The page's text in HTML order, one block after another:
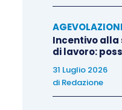
AGEVOLAZIONI
Incentivo alla
di lavoro:
31 Luglio 2026
di Redazione